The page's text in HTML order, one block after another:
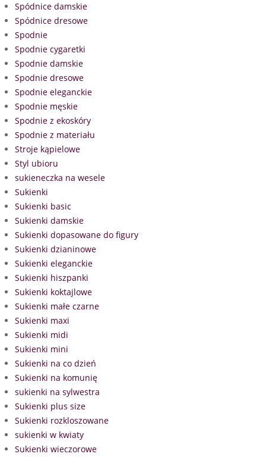
Spódnice damskie
Spódnice dresowe
Spodnie
Spodnie cygaretki
Spodnie damskie
Spodnie dresowe
Spodnie eleganckie
Spodnie męskie
Spodnie z ekoskóry
Spodnie z materiału
Stroje kąpielowe
Styl ubioru
sukieneczka na wesele
Sukienki
Sukienki basic
Sukienki damskie
Sukienki dopasowane do figury
Sukienki dzianinowe
Sukienki eleganckie
Sukienki hiszpanki
Sukienki koktajlowe
Sukienki małe czarne
Sukienki maxi
Sukienki midi
Sukienki mini
Sukienki na co dzień
Sukienki na komunię
sukienki na sylwestra
Sukienki plus size
Sukienki rozkloszowane
sukienki w kwiaty
Sukienki wieczorowe